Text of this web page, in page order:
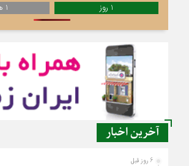
1 روز 1 هفته
آخرین اخبار
6 روز قبل